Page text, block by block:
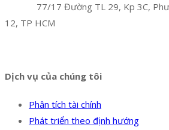
77/17 Đường TL 29, Kp 3C,
12, TP HCM
Dịch vụ của chúng tôi
Phân tích tài chính
Phát triển theo định hướng